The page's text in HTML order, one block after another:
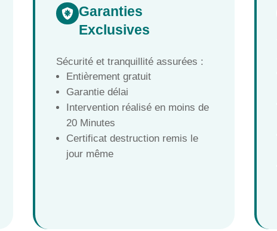
 Garanties
Exclusives
Sécurité et tranquillité assurées :
Entièrement gratuit
Garantie délai
Intervention réalisé en moins de
20 Minutes
Certificat destruction remis le
jour même